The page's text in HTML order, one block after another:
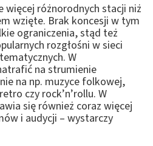
więcej różnorodnych stacji niż
wzięte. Brak koncesji w tym
ograniczenia, stąd też
rozgłośni w sieci
W
na strumienie
na np. muzyce folkowej,
czy rock’n’rollu. W
się również coraz więcej
i audycji – wystarczy